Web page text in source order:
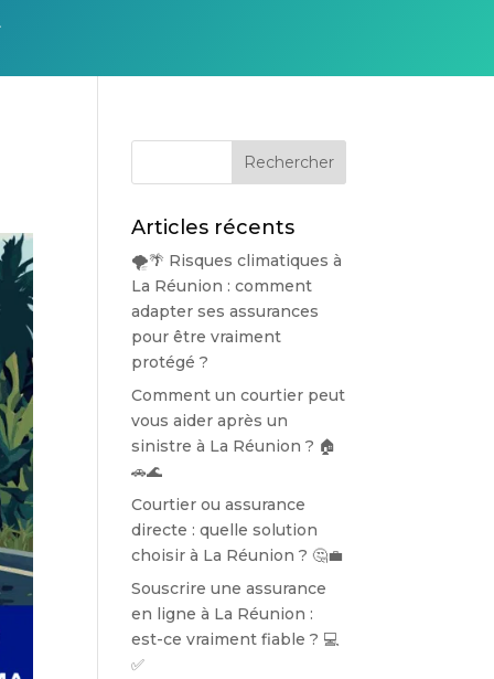
Articles récents
🌪️🌴 Risques climatiques à
La Réunion : comment
adapter ses assurances
pour être vraiment
protégé ?
Comment un courtier peut
vous aider après un
sinistre à La Réunion ? 🏠
🚗🌊
Courtier ou assurance
directe : quelle solution
choisir à La Réunion ? 🤔💼
Souscrire une assurance
en ligne à La Réunion :
est-ce vraiment fiable ? 💻
✅